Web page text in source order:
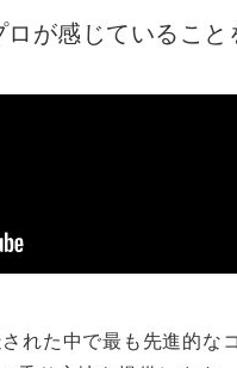
ロが感じているこ
れた中で最も先進的な